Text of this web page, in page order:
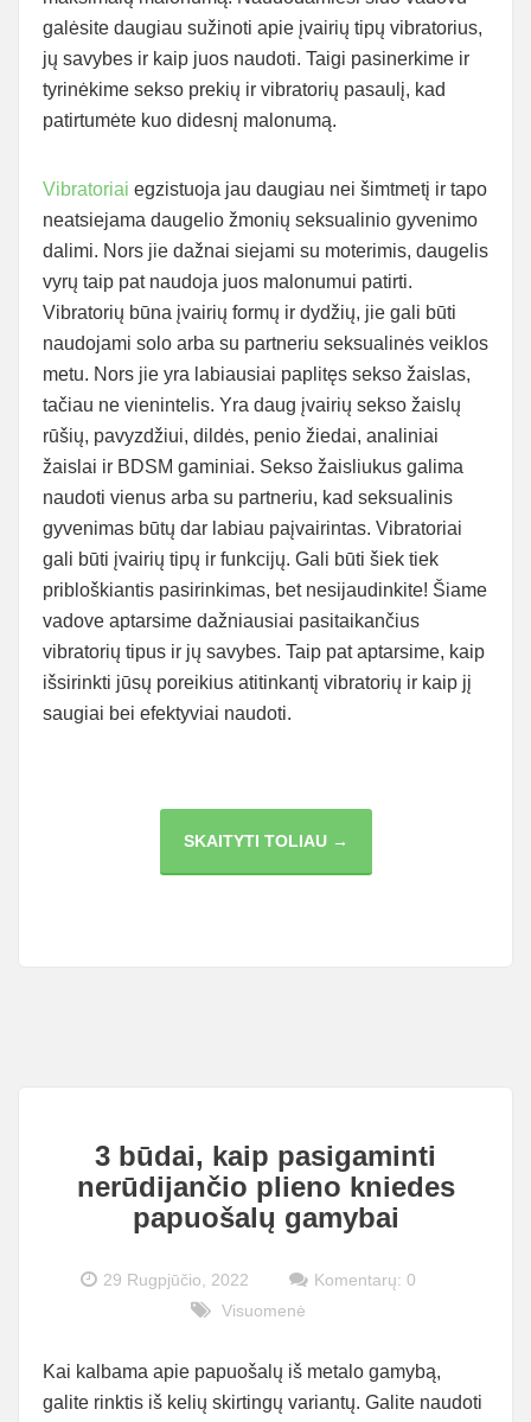
galėsite daugiau sužinoti apie įvairių tipų vibratorius,
jų savybes ir kaip juos naudoti. Taigi pasinerkime ir
tyrinėkime sekso prekių ir vibratorių pasaulį, kad
patirtumėte kuo didesnį malonumą.
Vibratoriai egzistuoja jau daugiau nei šimtmetį ir tapo
neatsiejama daugelio žmonių seksualinio gyvenimo
dalimi. Nors jie dažnai siejami su moterimis, daugelis
vyrų taip pat naudoja juos malonumui patirti.
Vibratorių būna įvairių formų ir dydžių, jie gali būti
naudojami solo arba su partneriu seksualinės veiklos
metu. Nors jie yra labiausiai paplitęs sekso žaislas,
tačiau ne vienintelis. Yra daug įvairių sekso žaislų
rūšių, pavyzdžiui, dildės, penio žiedai, analiniai
žaislai ir BDSM gaminiai. Sekso žaisliukus galima
naudoti vienus arba su partneriu, kad seksualinis
gyvenimas būtų dar labiau paįvairintas. Vibratoriai
gali būti įvairių tipų ir funkcijų. Gali būti šiek tiek
pribloškiantis pasirinkimas, bet nesijaudinkite! Šiame
vadove aptarsime dažniausiai pasitaikančius
vibratorių tipus ir jų savybes. Taip pat aptarsime, kaip
išsirinkti jūsų poreikius atitinkantį vibratorių ir kaip jį
saugiai bei efektyviai naudoti.
SKAITYTI TOLIAU →
PRODUKTŲ
3 būdai, kaip pasigaminti
nerūdijančio plieno kniedes
papuošalų gamybai
29 Rugpjūčio, 2022
Komentarų: 0
Visuomenė
Kai kalbama apie papuošalų iš metalo gamybą,
galite rinktis iš kelių skirtingų variantų. Galite naudoti